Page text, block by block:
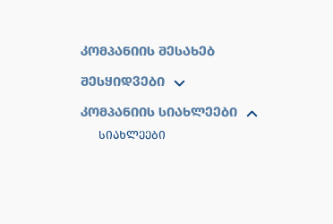
ᲙᲝᲛᲞᲐᲜᲘᲘᲡ ᲨᲔᲡᲐᲮᲔᲑ
ᲨᲔᲡᲧᲘᲓᲕᲔᲑᲘ
ᲙᲝᲛᲞᲐᲜᲘᲘᲡ ᲡᲘᲐᲮᲚᲔᲔᲑᲘ
ᲡᲘᲐᲮᲚᲔᲔᲑᲘ